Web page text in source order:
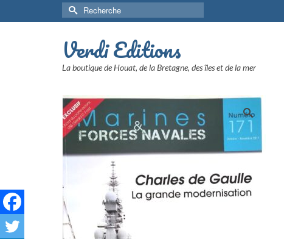
Rechercher :
Verdi Editions
La boutique de Houat, de la Bretagne, des îles et de la mer